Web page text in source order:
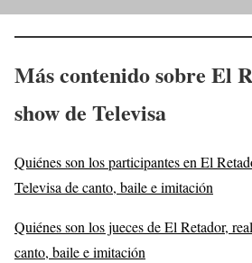
Más contenido sobre El
show de Televisa
Quiénes son los participantes en El
Televisa de canto, baile e imitación
Quiénes son los jueces de El Retador,
canto, baile e imitación